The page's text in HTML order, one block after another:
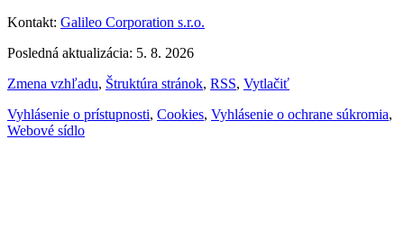
Kontakt: Galileo Corporation s.r.o.
Posledná aktualizácia: 5. 8. 2026
Zmena vzhľadu, Štruktúra stránok, RSS, Vytlačiť
Vyhlásenie o prístupnosti, Cookies, Vyhlásenie o ochrane súkromia,
Webové sídlo